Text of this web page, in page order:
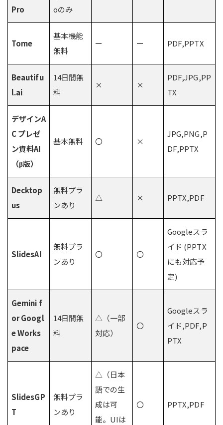
Pro
oのみ
Tome
基本機能
無料
ー ー PDF,PPTX
Beautifu
l.ai
14日間無
料
× ×
PDF,JPG,PP
TX
デザインA
C プレゼ
ン資料AI
（β版）
基本無料 〇 ×
JPG,PNG,P
DF,PPTX
Decktop
us
無料プラ
ンあり
△ × PPTX,PDF
SlidesAI
無料プラ
ンあり
〇 〇
Googleスラ
イド (PPTX
にも対応予
定)
Gemini f
or Googl
e Works
pace
14日間無
料
△（一部
対応）
〇
Googleスラ
イド,PDF,P
PTX
SlidesGP
T
無料プラ
ンあり
△（日本
語での生
成は可
能。UIは
〇 PPTX,PDF